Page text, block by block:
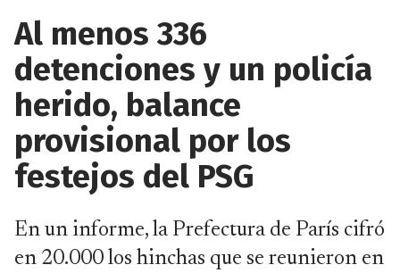
Al menos 336
detenciones y un policía
herido, balance
provisional por los
festejos del PSG
En un informe, la Prefectura de París cifró
en 20.000 los hinchas que se reunieron en